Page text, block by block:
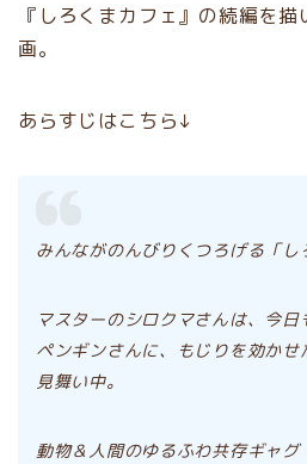
『しろくまカフェ』の続編を
画。
あらすじはこちら↓
みんながのんびりくつろげる「し
マスターのシロクマさんは、今
ペンギンさんに、もじりを効か
見舞い中。
動物＆人間のゆるふわ共存ギャグ